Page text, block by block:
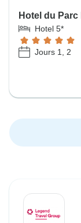
Hotel du
Hotel 5*
Jours 1, 2